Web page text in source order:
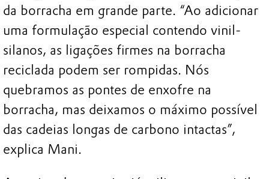
da borracha em grande parte. “Ao adicionar
uma formulação especial contendo vinil-
silanos, as ligações firmes na borracha
reciclada podem ser rompidas. Nós
quebramos as pontes de enxofre na
borracha, mas deixamos o máximo possível
das cadeias longas de carbono intactas”,
explica Mani.